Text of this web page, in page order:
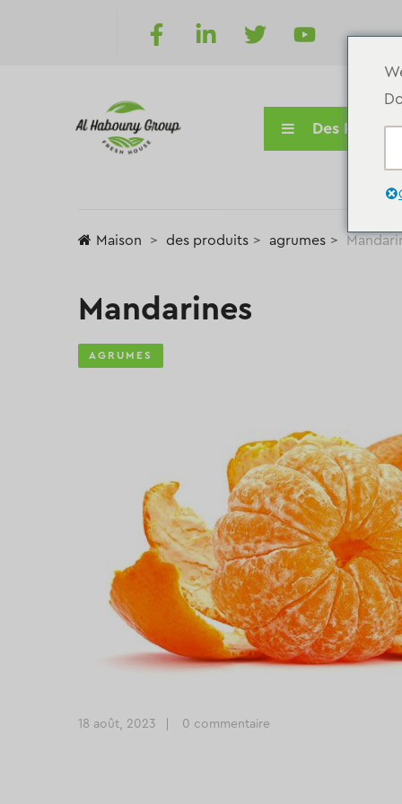
Des
Maison des produits agrumes
Mandarines
AGRUMES
18 août, 2023 0 commentaire